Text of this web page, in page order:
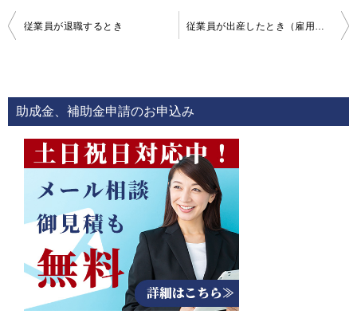
投
ビ
ゲ
従業員が退職するとき 従業員が出産したとき（雇用保険-社会保険）
助成金、補助金申請のお申込み